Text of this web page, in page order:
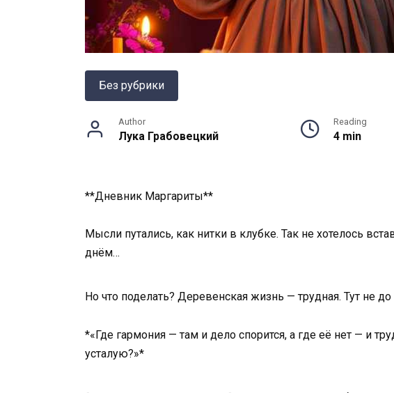
Без рубрики
Author
Лука Грабовецкий
Reading
4 min
**Дневник Маргариты**
Мысли путались, как нитки в клубке. Так не хотелось
днём…
Но что поделать? Деревенская жизнь — трудная. Тут не
*«Где гармония — там и дело спорится, а где её нет — и
усталую?»*